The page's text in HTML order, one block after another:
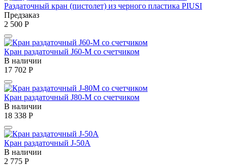
Раздаточный кран (пистолет) из черного пластика PIUSI
Предзаказ
2 500 Р
Кран раздаточный J60-М со счетчиком
В наличии
17 702 Р
Кран раздаточный J80-М со счетчиком
В наличии
18 338 Р
Кран раздаточный J-50A
В наличии
2 775 Р